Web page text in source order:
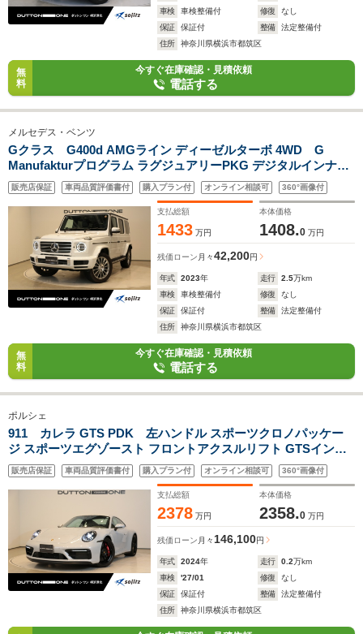
車検
車検整備付 修復
なし
保証
保証付 整備
法定整備付
住所
神奈川県横浜市都筑区
無
料
今すぐ在庫確認・見積依頼
電話する
メルセデス・ベンツ
Gクラス G400d AMGライン ディーゼルターボ 4WD G
Manufakturプログラム ラグジュアリーPKG デジタルインナー
ミラー アダプティブダンピングシステム ボディ同色スペアタイ
ヤリング シートヒーター/ベンチレーション レザーシート パ
ワーシート
販売店保証 車両品質評価書付 購入プラン付 オンライン相談可 360°画像付
支払総額
1433 万円
本体価格
1408.0 万円
残価ローン 月々42,200円
年式 2023年 走行 2.5万km
車検
車検整備付 修復
なし
保証
保証付 整備
法定整備付
住所
神奈川県横浜市都筑区
無
料
今すぐ在庫確認・見積依頼
電話する
ポルシェ
911 カレラ GTS PDK 左ハンドル スポーツクロノパッケー
ジ スポーツエグゾースト フロントアクスルリフト GTSインテ
リアパッケージ 20/21インチターボSデザインアルミホイール
ExclusiveDesignテールライト シートヒーター 全周囲カメラ
販売店保証 車両品質評価書付 購入プラン付 オンライン相談可 360°画像付
支払総額
2378 万円
本体価格
2358.0 万円
残価ローン 月々 146,100円
年式 2024年 走行 0.2万km
車検
'27/01 修復
なし
保証
保証付 整備
法定整備付
住所
神奈川県横浜市都筑区